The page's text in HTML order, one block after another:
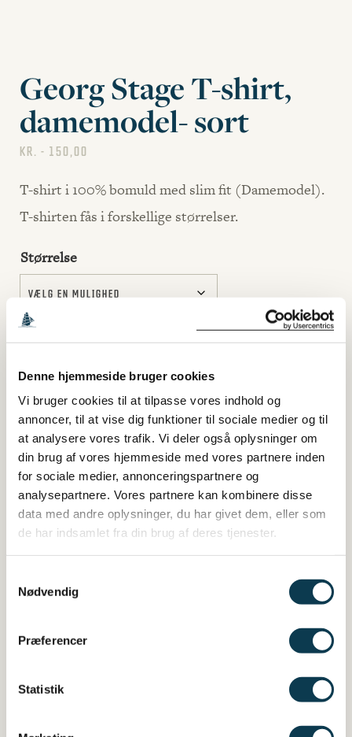
Denne hjemmeside bruger cookies
Vi bruger cookies til at tilpasse vores indhold og
annoncer, til at vise dig funktioner til sociale medier og til
at analysere vores trafik. Vi deler også oplysninger om
din brug af vores hjemmeside med vores partnere inden
for sociale medier, annonceringspartnere og
analysepartnere. Vores partnere kan kombinere disse
data med andre oplysninger, du har givet dem, eller som
de har indsamlet fra din brug af deres tjenester.
Nødvendig
Præferencer
Statistik
Georg Stage T-shirt,
damemodel- sort
KR. 150,00
T-shirt i 100% bomuld med slim fit (Damemodel).
T-shirten fås i forskellige størrelser.
Størrelse
Georg
Stage
T-
shirt,
damemodel-
sort
TILFØJ TIL KURV
Varenummer (SKU):508 - Sort
Kategori:Georg Stage varer
Relaterede varer